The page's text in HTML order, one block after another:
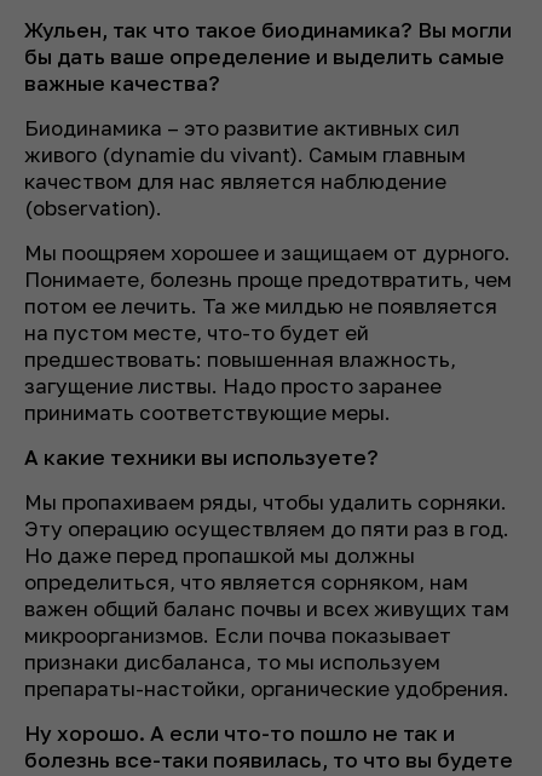
Жульен, так что такое биодинамика? Вы могли
бы дать ваше определение и выделить самые
важные качества?
Биодинамика – это развитие активных сил
живого (dynamie du vivant). Самым главным
качеством для нас является наблюдение
(observation).
Мы поощряем хорошее и защищаем от дурного.
Понимаете, болезнь проще предотвратить, чем
потом ее лечить. Та же милдью не появляется
на пустом месте, что-то будет ей
предшествовать: повышенная влажность,
загущение листвы. Надо просто заранее
принимать соответствующие меры.
А какие техники вы используете?
Мы пропахиваем ряды, чтобы удалить сорняки.
Эту операцию осуществляем до пяти раз в год.
Но даже перед пропашкой мы должны
определиться, что является сорняком, нам
важен общий баланс почвы и всех живущих там
микроорганизмов. Если почва показывает
признаки дисбаланса, то мы используем
препараты-настойки, органические удобрения.
Ну хорошо. А если что-то пошло не так и
болезнь все-таки появилась, то что вы будете